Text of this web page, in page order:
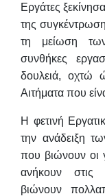
Εργάτες
της
τη μείωση
συνθήκες
δουλειά, οχτώ
Αιτήματα που
Η φετινή
την ανάδειξη
που βιώνουν οι
ανήκουν στις
βιώνουν